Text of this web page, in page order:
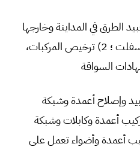
الطرق في المداينة وخارجها
بالبحص والاسفلت ؛ 2) ترخيص المركبات،
وإصلاح أعمدة وشبكة
2)تركيب أعمدة وكابلات وشبكة
3)تركيب أعمدة وأضواء تعمل على